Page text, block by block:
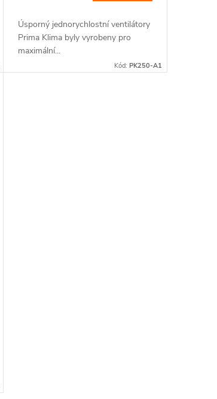
Úsporný jednorychlostní ventilátory
Prima Klima byly vyrobeny pro
maximální...
Kód: PK250-A1